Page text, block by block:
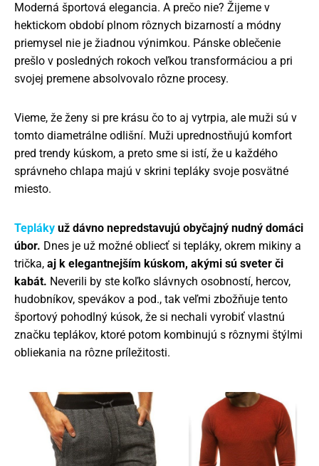
Moderná športová elegancia. A prečo nie? Žijeme v
hektickom období plnom rôznych bizarností a módny
priemysel nie je žiadnou výnimkou. Pánske oblečenie
prešlo v posledných rokoch veľkou transformáciou a pri
svojej premene absolvovalo rôzne procesy.
Vieme, že ženy si pre krásu čo to aj vytrpia, ale muži sú v
tomto diametrálne odlišní. Muži uprednostňujú komfort
pred trendy kúskom, a preto sme si istí, že u každého
správneho chlapa majú v skrini tepláky svoje posvätné
miesto.
Tepláky už dávno nepredstavujú obyčajný nudný domáci
úbor. Dnes je už možné obliecť si tepláky, okrem mikiny a
trička, aj k elegantnejším kúskom, akými sú sveter či
kabát. Neverili by ste koľko slávnych osobností, hercov,
hudobníkov, spevákov a pod., tak veľmi zbožňuje tento
športový pohodlný kúsok, že si nechali vyrobiť vlastnú
značku teplákov, ktoré potom kombinujú s rôznymi štýlmi
obliekania na rôzne príležitosti.